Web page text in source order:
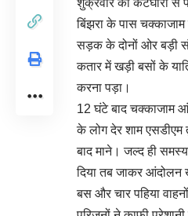
बिंझरा के पास
सड़क के दोनों ओर बड़ी
कतार में खड़ी बसों के
करना पड़ा।
12 घंटे बाद चक्काजाम
के लोग देर शाम एसडीएम
बाद माने। जल्द ही
दिया तब जाकर आंदोलन
बस और चार पहिया